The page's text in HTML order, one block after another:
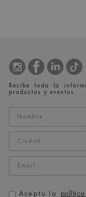
Recibe toda la
productos y eventos
Acepto la política